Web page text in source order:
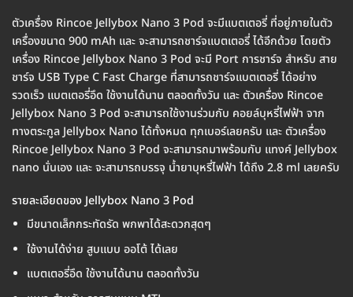
ตัวเครื่อง Rincoe Jellybox Nano 3 Pod จะมีแบตเตอรี่ ที่อยู่ภายในตัว
เครื่องขนาด 900 mAh และ จะสามารถชาร์จแบตเตอรี่ ได้อีกด้วย โดยตัว
เครื่อง Rincoe Jellybox Nano 3 Pod จะมี Port การชาร์จ สำหรับ สาย
ชาร์จ USB Type C Fast Charge ที่สามารถชาร์จแบตเตอรี่ ได้อย่าง
รวดเร็ว แบตเตอรี่อึด ใช้งานได้นาน ตลอดทั้งวัน และ ตัวเครื่อง Rincoe
Jellybox Nano 3 Pod จะสามารถใช้งานร่วมกับ คอยล์บุหรี่ไฟฟ้า จาก
ทางตระกูล Jellybox Nano ได้ทั้งหมด ทุกเบอร์เลยครับ และ ตัวเครื่อง
Rincoe Jellybox Nano 3 Pod จะสามารถมาพร้อมกับ แทงค์ Jellybox
nano นั่นเอง และ จะสามารถบรรจุ น้ำยาบุหรี่ไฟฟ้า ได้ถึง 2.8 ml เลยครับ
รายละเอียดของ Jellybox Nano 3 Pod
มีขนาดเล็กกระทัดรัด พกพาได้สะดวกสุดๆ
ใช้งานได้ง่าย สูบแบบ ออโต้ ได้เลย
แบตเตอรี่อึด ใช้งานได้นาน ตลอดทั้งวัน